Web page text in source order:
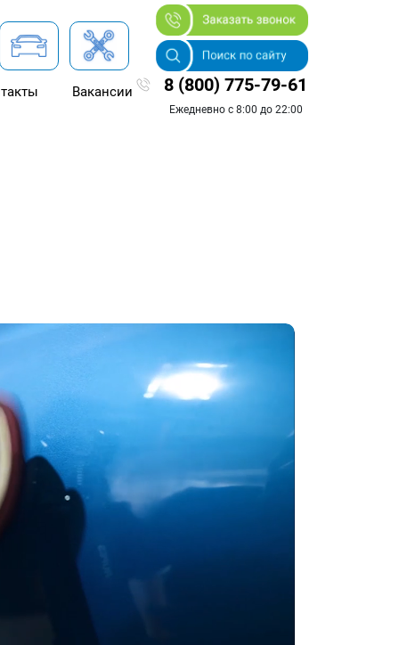
Вакансии 8 (800) 775-79-61
Ежедневно с 8:00 до 22:00